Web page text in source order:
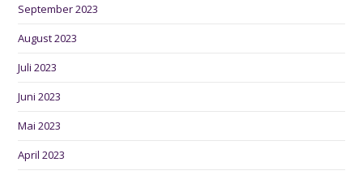
September 2023
August 2023
Juli 2023
Juni 2023
Mai 2023
April 2023